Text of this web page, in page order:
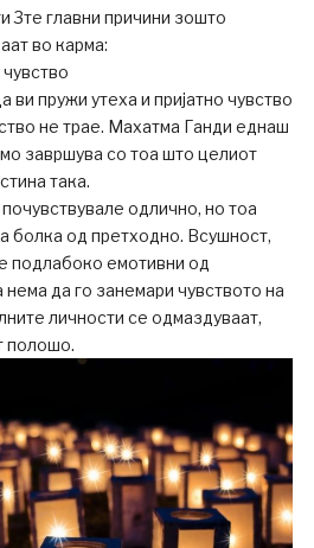
3те главни причини зошто
во карма:
пружи утеха и пријатно чувство
не трае. Махатма Ганди еднаш
завршува со тоа што целиот
така.
одлично, но тоа
болка од претходно. Всушност,
подлабоко емотивни од
да го занемари чувството на
личности се одмаздуваат,
полошо.